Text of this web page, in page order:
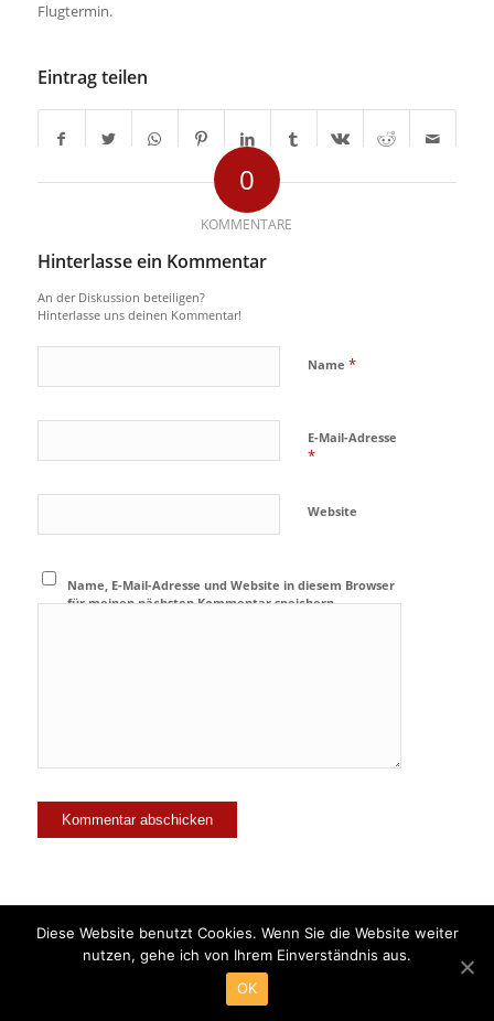
Flugtermin.
Eintrag teilen
0
KOMMENTARE
Hinterlasse ein Kommentar
An der Diskussion beteiligen?
Hinterlasse uns deinen Kommentar!
Name *
E-Mail-Adresse
*
Website
Name, E-Mail-Adresse und Website in diesem Browser
für meinen nächsten Kommentar speichern.
© Copyright - Tierpension Lämmerhirt -Enfold Theme by Kriesi
Impressum
Diese Website benutzt Cookies. Wenn Sie die Website weiter
nutzen, gehe ich von Ihrem Einverständnis aus.
OK